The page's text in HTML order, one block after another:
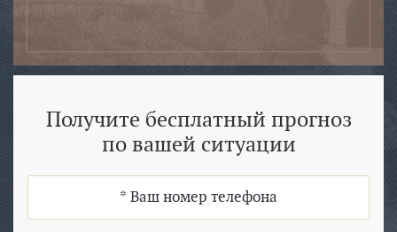
Получите бесплатный прогноз
по вашей ситуации